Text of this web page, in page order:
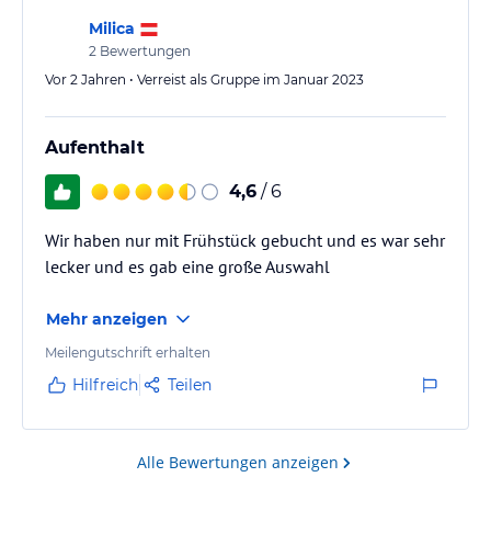
Milica
2 Bewertungen
Vor 2 Jahren • Verreist als Gruppe im Januar 2023
Aufenthalt
4,6 / 6
Wir haben nur mit Frühstück gebucht und es war sehr
lecker und es gab eine große Auswahl
Mehr anzeigen
Meilengutschrift erhalten
Hilfreich Teilen
Alle Bewertungen anzeigen